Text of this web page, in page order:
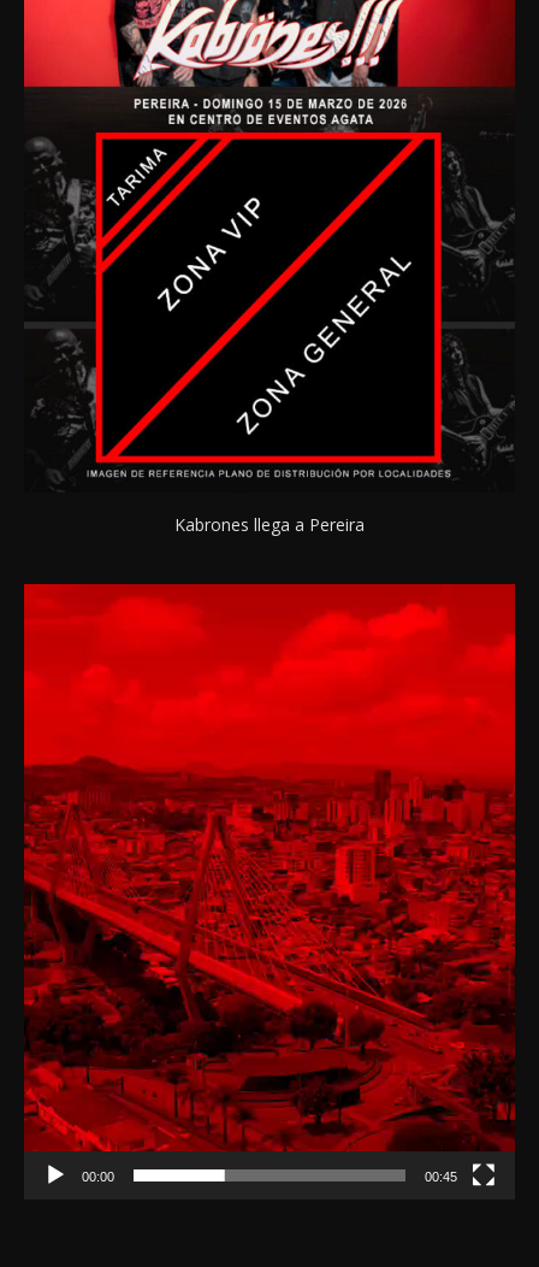
Kabrones llega a Pereira
Reproductor
00:00 00:45